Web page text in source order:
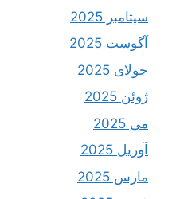
سپتامبر 2025
آگوست 2025
جولای 2025
ژوئن 2025
می 2025
آوریل 2025
مارس 2025